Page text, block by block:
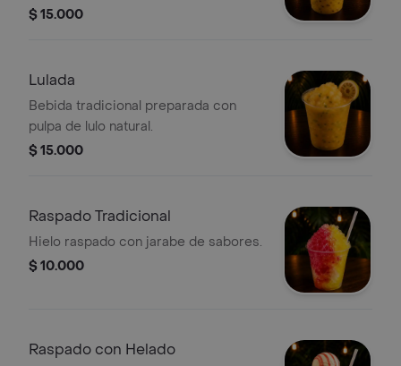
$ 15.000
Lulada
Bebida tradicional preparada con
pulpa de lulo natural.
$ 15.000
Raspado Tradicional
Hielo raspado con jarabe de sabores.
$ 10.000
Raspado con Helado